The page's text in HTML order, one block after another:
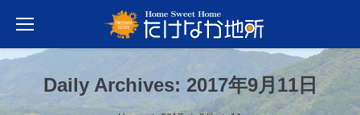
Daily Archives: 2017年9月11日